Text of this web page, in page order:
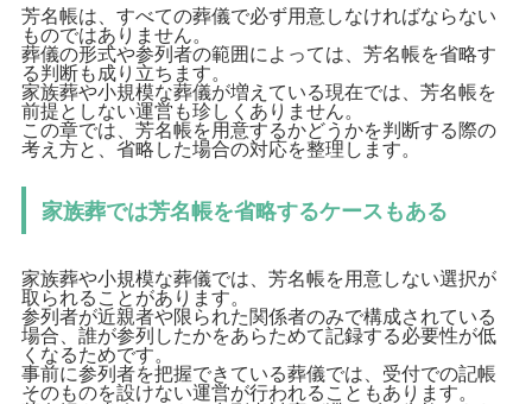
芳名帳は、すべての葬儀で必ず用意しなければならない
ものではありません。
葬儀の形式や参列者の範囲によっては、芳名帳を省略す
る判断も成り立ちます。
家族葬や小規模な葬儀が増えている現在では、芳名帳を
前提としない運営も珍しくありません。
この章では、芳名帳を用意するかどうかを判断する際の
考え方と、省略した場合の対応を整理します。
家族葬では芳名帳を省略するケースもある
家族葬や小規模な葬儀では、芳名帳を用意しない選択が
取られることがあります。
参列者が近親者や限られた関係者のみで構成されている
場合、誰が参列したかをあらためて記録する必要性が低
くなるためです。
事前に参列者を把握できている葬儀では、受付での記帳
そのものを設けない運営が行われることもあります。